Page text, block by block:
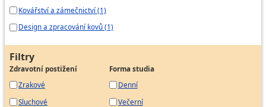
Kovářství a zámečnictví (1)
Design a zpracování kovů (1)
Filtry
Zdravotní postižení
Zrakové
Sluchové
Forma studia
Denní
Večerní